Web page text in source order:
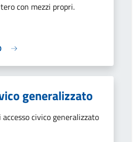
con mezzi propri.
generalizzato
civico generalizzato